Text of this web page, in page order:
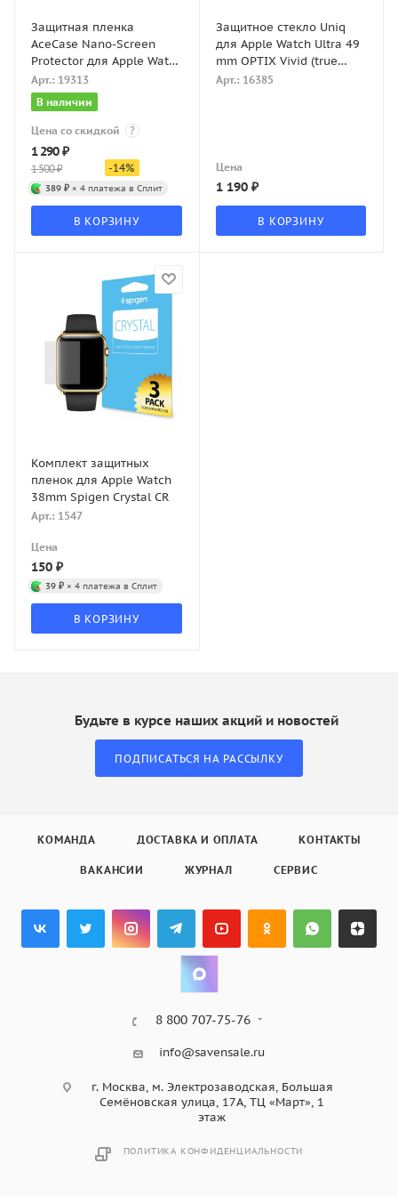
Защитная пленка
AceCase Nano-Screen
Protector для Apple Watch
49mm
Арт.: 19313
В наличии
Цена со скидкой ?
1 290₽
1 500₽ -14%
389 ₽ × 4 платежа в Сплит
В КОРЗИНУ
Защитное стекло Uniq
для Apple Watch Ultra 49
mm OPTIX Vivid (true
colors) Clear/Black
Арт.: 16385
Цена
1 190₽
В КОРЗИНУ
Комплект защитных
пленок для Apple Watch
38mm Spigen Crystal CR
Арт.: 1547
Цена
150 ₽
39 ₽ × 4 платежа в Сплит
В КОРЗИНУ
Будьте в курсе наших акций и новостей
ПОДПИСАТЬСЯ НА РАССЫЛКУ
КОМАНДА ДОСТАВКА И ОПЛАТА КОНТАКТЫ
ВАКАНСИИ ЖУРНАЛ СЕРВИС
8 800 707-75-76
info@savensale.ru
г. Москва, м. Электрозаводская, Большая
Семёновская улица, 17А, ТЦ «Март», 1
этаж
ПОЛИТИКА КОНФИДЕНЦИАЛЬНОСТИ